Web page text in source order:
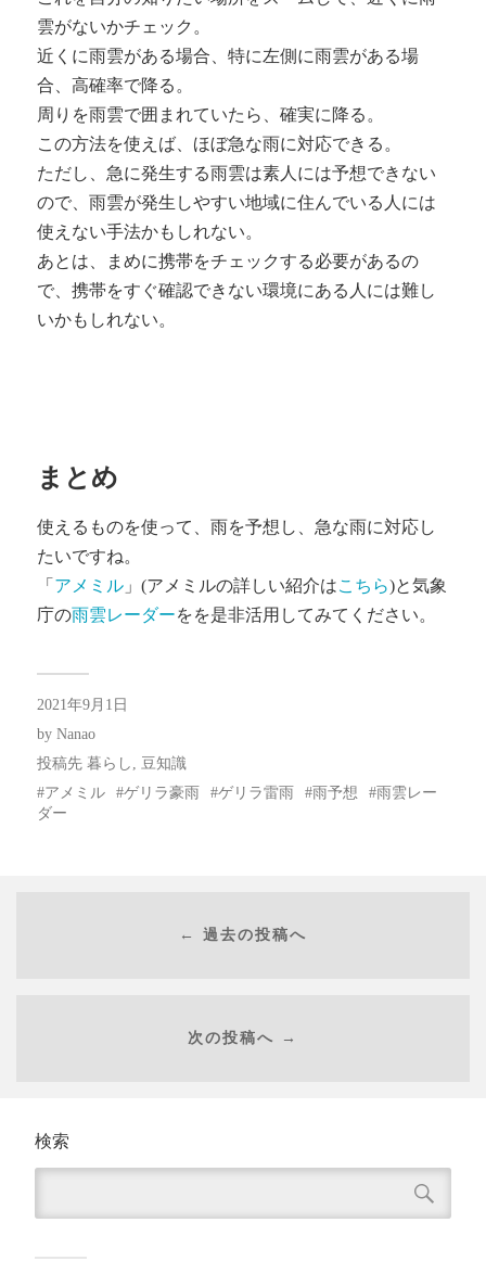
雲がないかチェック。
近くに雨雲がある場合、特に左側に雨雲がある場
合、高確率で降る。
周りを雨雲で囲まれていたら、確実に降る。
この方法を使えば、ほぼ急な雨に対応できる。
ただし、急に発生する雨雲は素人には予想できない
ので、雨雲が発生しやすい地域に住んでいる人には
使えない手法かもしれない。
あとは、まめに携帯をチェックする必要があるの
で、携帯をすぐ確認できない環境にある人には難し
いかもしれない。
まとめ
使えるものを使って、雨を予想し、急な雨に対応し
たいですね。
「 アメミル」(アメミルの詳しい紹介はこちら)と気象
庁の雨雲レーダーをを是非活用してみてください。
2021年9月1日
by Nanao
投稿先 暮らし
豆知識
アメミル
ゲリラ豪雨 ゲリラ雷雨 雨予想
雨雲レー
ダー
← 過去の投稿へ
次の投稿へ →
検索